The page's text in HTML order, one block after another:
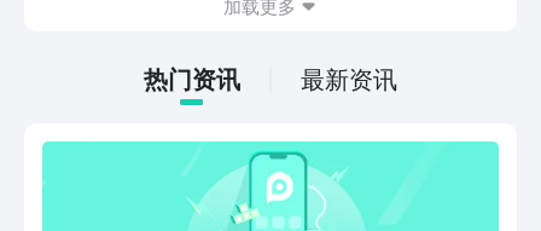
情。如果大家想要下载这款游戏，其实方
下游戏的主要乐趣吧。
加载更多
热门资讯 最新资讯